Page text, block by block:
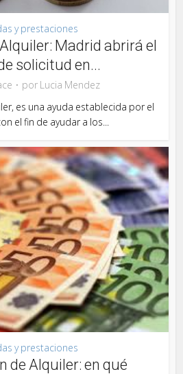
y prestaciones
Madrid abrirá el
solicitud en...
por Lucia Mendez
es una ayuda establecida por el
el fin de ayudar a los...
y prestaciones
de Alquiler: en qué